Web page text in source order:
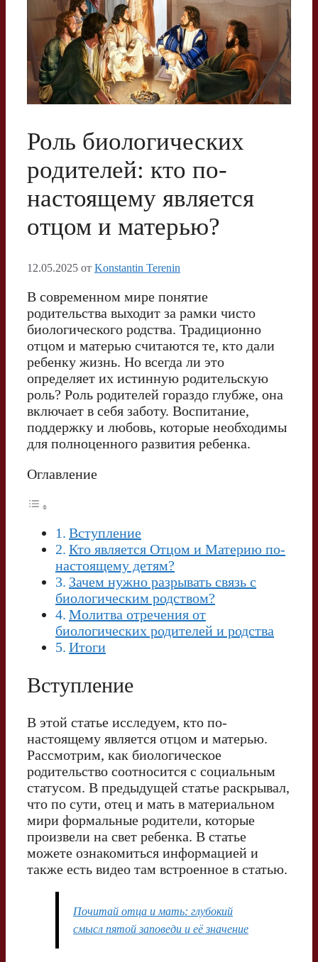
Роль биологических
родителей: кто по-
настоящему является
отцом и матерью?
12.05.2025 от Konstantin Terenin
В современном мире понятие
родительства выходит за рамки чисто
биологического родства. Традиционно
отцом и матерью считаются те, кто дали
ребенку жизнь. Но всегда ли это
определяет их истинную родительскую
роль? Роль родителей гораздо глубже, она
включает в себя заботу. Воспитание,
поддержку и любовь, которые необходимы
для полноценного развития ребенка.
Оглавление
Вступление
Кто является Отцом и Материю по-
настоящему детям?
Зачем нужно разрывать связь с
биологическим родством?
Молитва отречения от
биологических родителей и родства
Итоги
Вступление
В этой статье исследуем, кто по-
настоящему является отцом и матерью.
Рассмотрим, как биологическое
родительство соотносится с социальным
статусом. В предыдущей статье раскрывал,
что по сути, отец и мать в материальном
мири формальные родители, которые
произвели на свет ребенка. В статье
можете ознакомиться информацией и
также есть видео там встроенное в статью.
Почитай отца и мать: глубокий
смысл пятой заповеди и её значение